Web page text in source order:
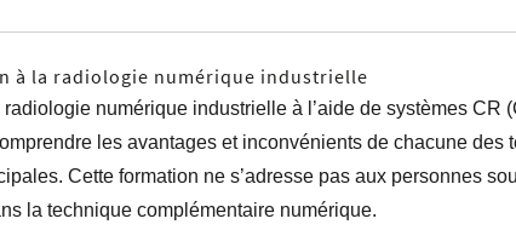
à la radiologie numérique industrielle
numérique industrielle à l’aide de systèmes CR
les avantages et inconvénients de chacune des
Cette formation ne s’adresse pas aux personnes
la technique complémentaire numérique.